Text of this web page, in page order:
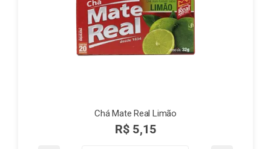
Chá Mate Real Limão
R$ 5,15